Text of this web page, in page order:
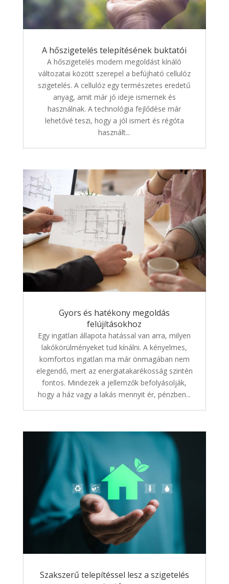
A hőszigetelés telepítésének buktatói
A hőszigetelés modern megoldást kínáló
változatai között szerepel a befújható cellulóz
szigetelés. A cellulóz egy természetes eredetű
anyag, amit már jó ideje ismernek és
használnak. A technológia fejlődése már
lehetővé teszi, hogy a jól ismert és régóta
használt...
Gyors és hatékony megoldás
felújításokhoz
Egy ingatlan állapota hatással van arra, milyen
lakókörülményeket tud kínálni. A kényelmes,
komfortos ingatlan ma már önmagában nem
elegendő, mert az energiatakarékosság szintén
fontos. Mindezek a jellemzők befolyásolják,
hogy a ház vagy a lakás mennyit ér, pénzben...
Szakszerű telepítéssel lesz a szigetelés